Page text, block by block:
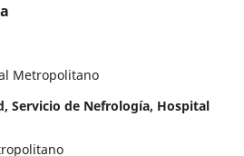
Metropolitano
Servicio de Nefrología, Hospital